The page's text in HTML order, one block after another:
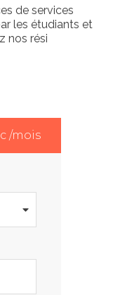
de services
les étudiants et
nos rési
/mois